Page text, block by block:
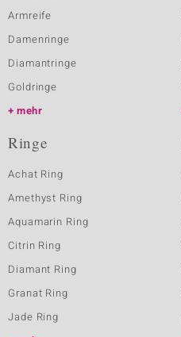
Armreife
Damenringe
Diamantringe
Goldringe
mehr
Ringe
Achat Ring
Amethyst Ring
Aquamarin Ring
Citrin Ring
Diamant Ring
Granat Ring
Jade Ring